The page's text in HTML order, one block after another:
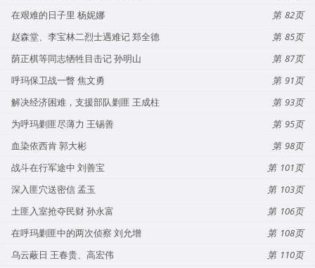
在艰难的日子里 杨妮娜
82
赵森堂、李宝林二烈士遇难记 郑全德
85
荫正棋等同志牺牲目击记 孙明山
87
呼玛保卫战一瞥 焦文勇
91
解决经济困难，支援部队剿匪 王成柱
93
为呼玛剿匪尽薄力 王锡善
95
血染依西肯 郭大彬
98
战斗在行军途中 刘善宝
101
深入匪穴送密信 孟玉
103
土匪入室抢夺民财 孙永富
106
在呼玛剿匪中的两次侦察 刘允增
108
乌云蔽日 王春贵、高宏伟
110